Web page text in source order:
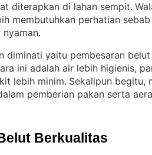
diterapkan di lahan sempit.
membutuhkan perhatian
nyaman.
diminati yaitu pembesaran
ini adalah air lebih higienis,
lebih minim. Sekalipun begitu,
pemberian pakan serta
Berkualitas